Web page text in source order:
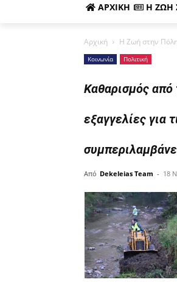
ΑΡΧΙΚΉ Η ΖΩΉ
Αρχική Η Ζωή στην
Κοινωνία Πολιτική
Καθαρισμός από
εξαγγελίες για
Από Dekeleias Team - 18